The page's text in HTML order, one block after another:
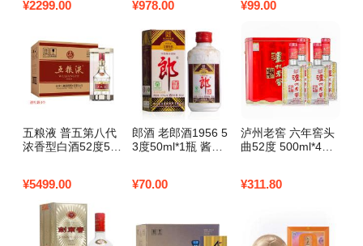
¥2299.00 ¥978.00 ¥99.00
五粮液 普五第八代
浓香型白酒52度50
¥5499.00
郎酒 老郎酒1956 5
3度50ml*1瓶 酱香
¥70.00
泸州老窖 六年窖头
曲52度 500ml*4瓶
¥311.80